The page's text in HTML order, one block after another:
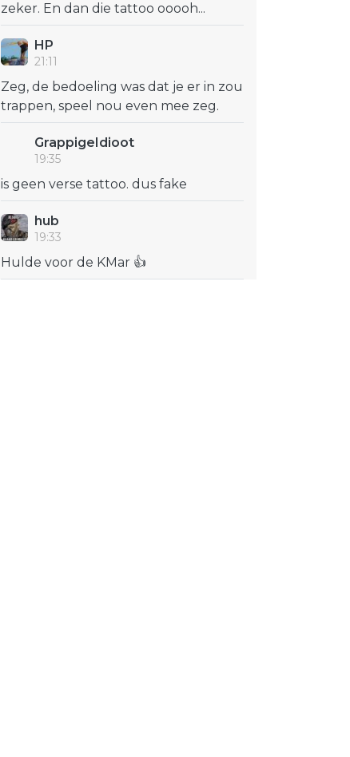
zeker. En dan die tattoo ooooh...
HP
21:11
Zeg, de bedoeling was dat je er in zou
trappen, speel nou even mee zeg.
GrappigeIdioot
19:35
is geen verse tattoo. dus fake
hub
19:33
Hulde voor de KMar 👍